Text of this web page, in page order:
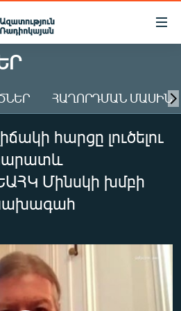
ՀԱՂՈՐԴՄԱՆ ՄԱՍԻՆ
հարցը լուծելու
հարատև
Մինսկի խմբի